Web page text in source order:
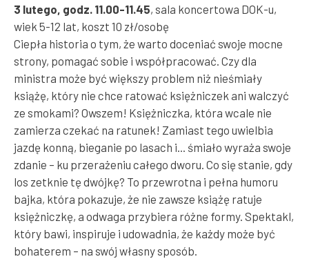
3 lutego, godz. 11.00-11.45, sala koncertowa DOK-u,
wiek 5-12 lat, koszt 10 zł/osobę
Ciepła historia o tym, że warto doceniać swoje mocne
strony, pomagać sobie i współpracować. Czy dla
ministra może być większy problem niż nieśmiały
książę, który nie chce ratować księżniczek ani walczyć
ze smokami? Owszem! Księżniczka, która wcale nie
zamierza czekać na ratunek! Zamiast tego uwielbia
jazdę konną, bieganie po lasach i... śmiało wyraża swoje
zdanie – ku przerażeniu całego dworu. Co się stanie, gdy
los zetknie tę dwójkę? To przewrotna i pełna humoru
bajka, która pokazuje, że nie zawsze książę ratuje
księżniczkę, a odwaga przybiera różne formy. Spektakl,
który bawi, inspiruje i udowadnia, że każdy może być
bohaterem – na swój własny sposób.